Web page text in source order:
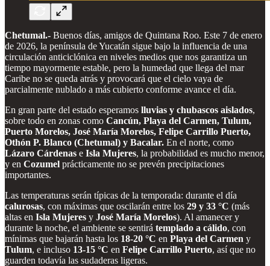
Chetumal.- Buenos días, amigos de Quintana Roo. Este 7 de enero
de 2026, la península de Yucatán sigue bajo la influencia de una
circulación anticiclónica en niveles medios que nos garantiza un
tiempo mayormente estable, pero la humedad que llega del mar
Caribe no se queda atrás y provocará que el cielo vaya de
parcialmente nublado a más cubierto conforme avance el día.
En gran parte del estado esperamos lluvias y chubascos aislados,
sobre todo en zonas como Cancún, Playa del Carmen, Tulum,
Puerto Morelos, José María Morelos, Felipe Carrillo Puerto,
Othón P. Blanco (Chetumal) y Bacalar. En el norte, como
Lázaro Cárdenas e Isla Mujeres, la probabilidad es mucho menor,
y en Cozumel prácticamente no se prevén precipitaciones
importantes.
Las temperaturas serán típicas de la temporada: durante el día
calurosas, con máximas que oscilarán entre los 29 y 33 °C (más
altas en Isla Mujeres y José María Morelos). Al amanecer y
durante la noche, el ambiente se sentirá templado a cálido, con
mínimas que bajarán hasta los 18-20 °C en Playa del Carmen y
Tulum, e incluso 13-15 °C en Felipe Carrillo Puerto, así que no
guarden todavía las sudaderas ligeras.